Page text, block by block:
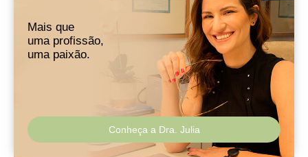
Mais que
uma profissão,
uma paixão.
Conheça a Dra. Julia